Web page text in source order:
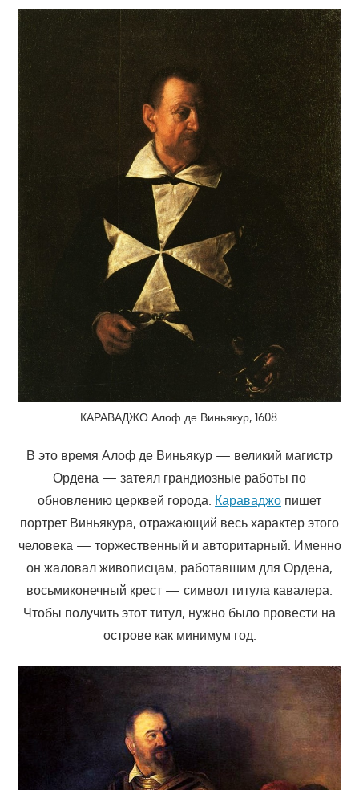
КАРАВАДЖО Алоф де Виньякур, 1608.
В это время Алоф де Виньякур — великий магистр
Ордена — затеял грандиозные работы по
обновлению церквей города. Караваджо пишет
портрет Виньякура, отражающий весь характер этого
человека — торжественный и авторитарный. Именно
он жаловал живописцам, работавшим для Ордена,
восьмиконечный крест — символ титула кавалера.
Чтобы получить этот титул, нужно было провести на
острове как минимум год.